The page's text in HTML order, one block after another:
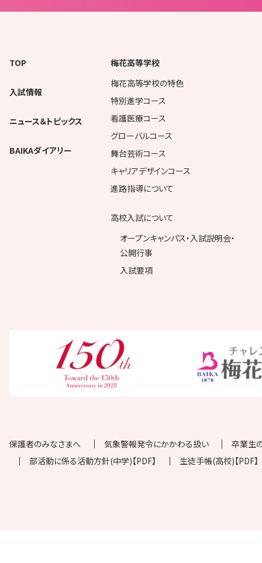
TOP
入試情報
ニュース＆トピックス
BAIKAダイアリー
梅花高等学校
梅花高等学校の特色
特別進学コース
看護医療コース
グローバルコース
舞台芸術コース
キャリアデザインコース
進路指導について
高校入試について
オープンキャンパス・入試説明会・
公開行事
入試要項
保護者のみなさまへ 気象警報発令にかかわる扱い
卒業生
部活動に係る活動方針(中学)【PDF】
生徒手帳(高校)【PDF】